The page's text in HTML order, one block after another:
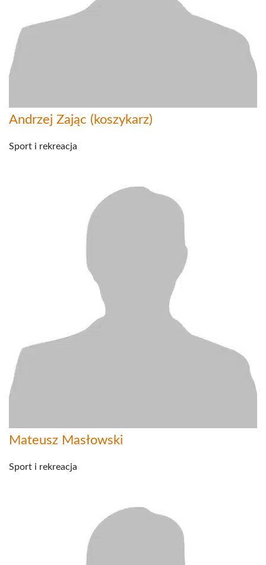
Andrzej Zając (koszykarz)
Sport i rekreacja
Mateusz Masłowski
Sport i rekreacja